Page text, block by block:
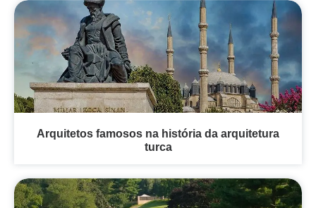
Arquitetos famosos na história da arquitetura
turca